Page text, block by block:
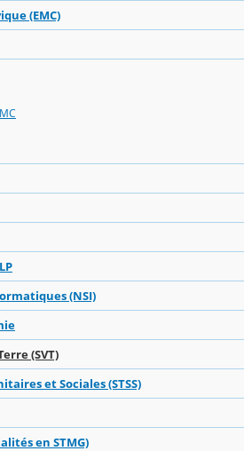
(EMC)
(NSI)
(SVT)
et Sociales (STSS)
en STMG)